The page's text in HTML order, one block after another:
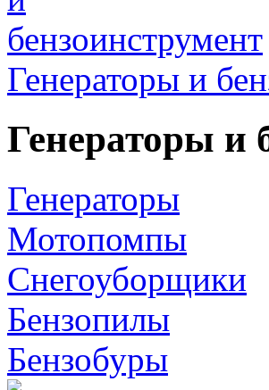
Генераторы и
Генераторы и
Генераторы
Мотопомпы
Снегоуборщики
Бензопилы
Бензобуры